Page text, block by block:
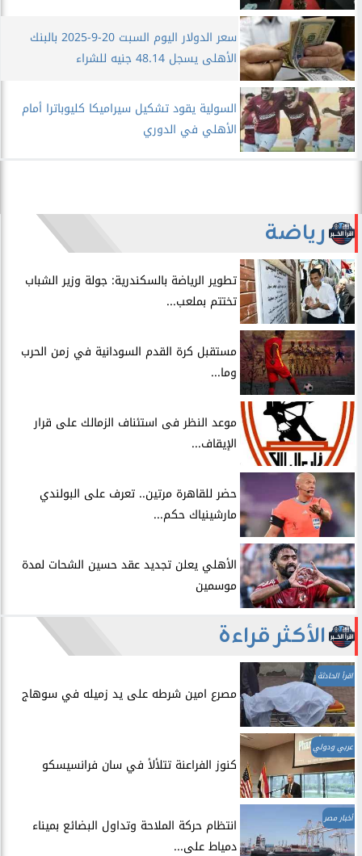
سعر الدولار اليوم السبت 20-9-2025 بالبنك
الأهلى يسجل 48.14 جنيه للشراء
السولية يقود تشكيل سيراميكا كليوباترا أمام
الأهلي في الدوري
رياضة
​تطوير الرياضة بالسكندرية: جولة وزير الشباب
تختتم بملعب...
مستقبل كرة القدم السودانية في زمن الحرب
وما...
موعد النظر فى استئناف الزمالك على قرار
الإيقاف...
حضر للقاهرة مرتين.. تعرف على البولندي
مارشينياك حكم...
الأهلي يعلن تجديد عقد حسين الشحات لمدة
موسمين
الأكثر قراءة
اقرأ الحادثة
مصرع امين شرطه على يد زميله في سوهاج
عربي ودولي
​كنوز الفراعنة تتلألأ في سان فرانسيسكو
أخبار مصر
انتظام حركة الملاحة وتداول البضائع بميناء
دمياط على...